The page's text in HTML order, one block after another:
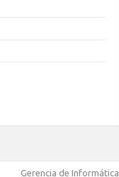
Gerencia de Informática